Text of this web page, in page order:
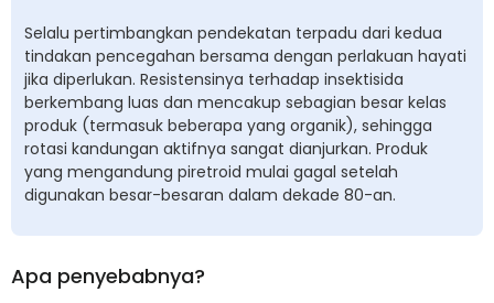
Selalu pertimbangkan pendekatan terpadu dari kedua
tindakan pencegahan bersama dengan perlakuan hayati
jika diperlukan. Resistensinya terhadap insektisida
berkembang luas dan mencakup sebagian besar kelas
produk (termasuk beberapa yang organik), sehingga
rotasi kandungan aktifnya sangat dianjurkan. Produk
yang mengandung piretroid mulai gagal setelah
digunakan besar-besaran dalam dekade 80-an.
Apa penyebabnya?